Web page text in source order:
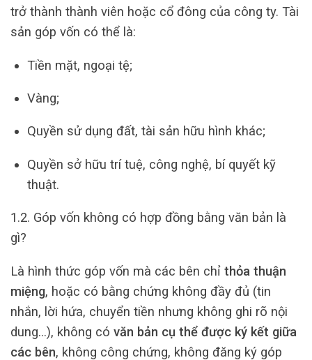
trở thành thành viên hoặc cổ đông của công ty. Tài
sản góp vốn có thể là:
Tiền mặt, ngoại tệ;
Vàng;
Quyền sử dụng đất, tài sản hữu hình khác;
Quyền sở hữu trí tuệ, công nghệ, bí quyết kỹ
thuật.
1.2. Góp vốn không có hợp đồng bằng văn bản là
gì?
Là hình thức góp vốn mà các bên chỉ thỏa thuận
miệng, hoặc có bằng chứng không đầy đủ (tin
nhắn, lời hứa, chuyển tiền nhưng không ghi rõ nội
dung…), không có văn bản cụ thể được ký kết giữa
các bên, không công chứng, không đăng ký góp